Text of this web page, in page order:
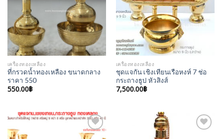
เครื่องทองเหลือง
ที่กรวดน้ำทองเหลือง ขนาดกลาง
ราคา 550
550.00฿
เครื่องทองเหลือง
ชุดแจกัน เชิงเทียนเรือหงห์ 7 ช่อ
กระถางธูป หัวสิงส์
7,500.00฿
Add to